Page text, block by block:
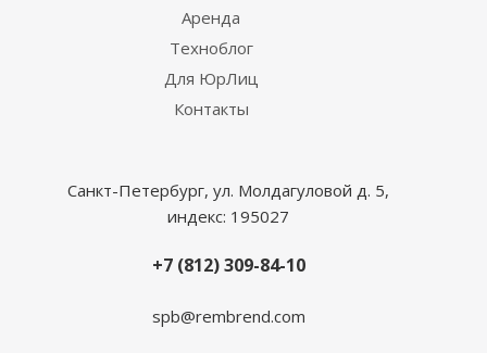
Аренда
Техноблог
Для ЮрЛиц
Контакты
Санкт-Петербург, ул. Молдагуловой д. 5,
индекс: 195027
+7 (812) 309-84-10
spb@rembrend.com